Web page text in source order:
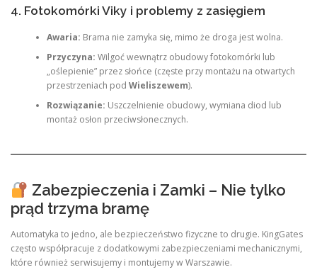
4. Fotokomórki Viky i problemy z zasięgiem
Awaria: Brama nie zamyka się, mimo że droga jest wolna.
Przyczyna: Wilgoć wewnątrz obudowy fotokomórki lub
„oślepienie” przez słońce (częste przy montażu na otwartych
przestrzeniach pod Wieliszewem).
Rozwiązanie: Uszczelnienie obudowy, wymiana diod lub
montaż osłon przeciwsłonecznych.
Zabezpieczenia i Zamki – Nie tylko
prąd trzyma bramę
Automatyka to jedno, ale bezpieczeństwo fizyczne to drugie. KingGates
często współpracuje z dodatkowymi zabezpieczeniami mechanicznymi,
które również serwisujemy i montujemy w Warszawie.